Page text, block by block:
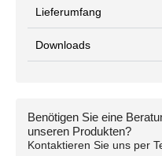
Lieferumfang
Downloads
Benötigen Sie eine
unseren Produkten?
Kontaktieren Sie uns per